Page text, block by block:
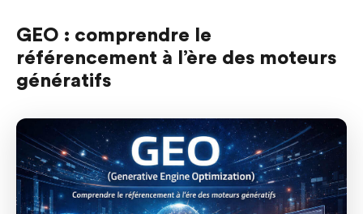
GEO : comprendre le
référencement à l’ère des moteurs
génératifs